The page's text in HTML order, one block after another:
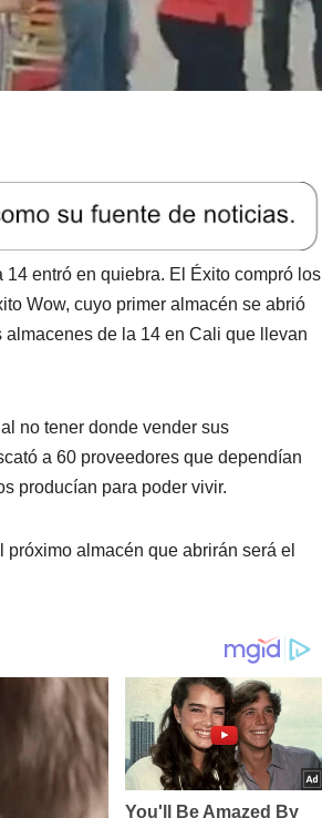
entró en quiebra. El Éxito compró los
Wow, cuyo primer almacén se abrió
de la 14 en Cali que llevan
no tener donde vender sus
a 60 proveedores que dependían
producían para poder vivir.
almacén que abrirán será el